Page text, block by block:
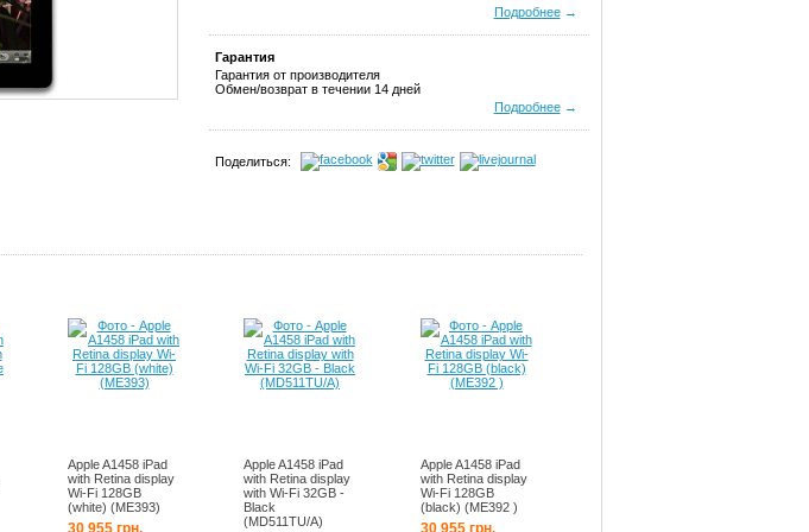
Подробнее→
Гарантия
Гарантия от производителя
Обмен/возврат в течении 14 дней
Подробнее→
Поделиться:
Apple A1458 iPad
with Retina display
Wi-Fi 128GB
(white) (ME393)
30 955 грн.
Apple A1458 iPad
with Retina display
with Wi-Fi 32GB -
Black
(MD511TU/A)
Apple A1458 iPad
with Retina display
Wi-Fi 128GB
(black) (ME392 )
30 955 грн.